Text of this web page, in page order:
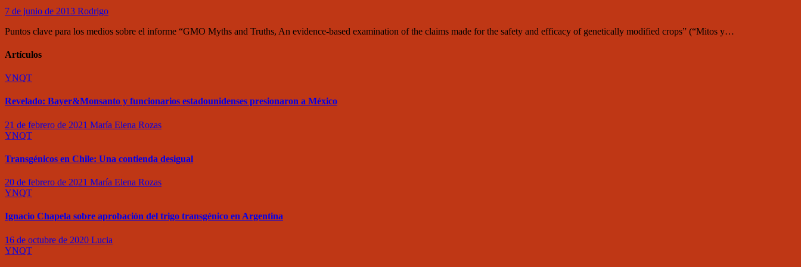
7 de junio de 2013 Rodrigo
Puntos clave para los medios sobre el informe “GMO Myths and Truths, An evidence-based examination of the claims made for the safety and efficacy of genetically modified crops” (“Mitos y…
Artículos
YNQT
Revelado: Bayer&Monsanto y funcionarios estadounidenses presionaron a México
21 de febrero de 2021 María Elena Rozas
YNQT
Transgénicos en Chile: Una contienda desigual
20 de febrero de 2021 María Elena Rozas
YNQT
Ignacio Chapela sobre aprobación del trigo transgénico en Argentina
16 de octubre de 2020 Lucia
YNQT